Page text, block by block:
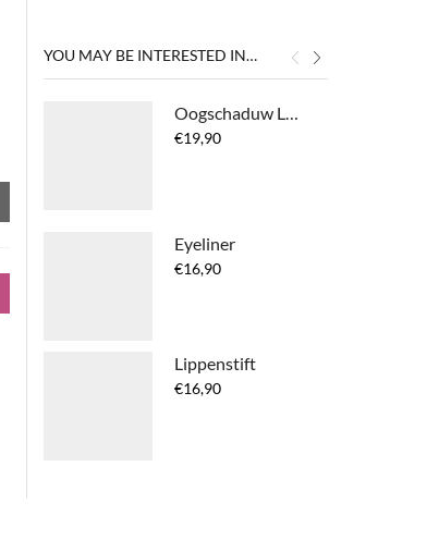
YOU MAY BE INTERESTED IN…
Oogschaduw Lumiere
€19,90
Eyeliner
€16,90
Lippenstift
€16,90